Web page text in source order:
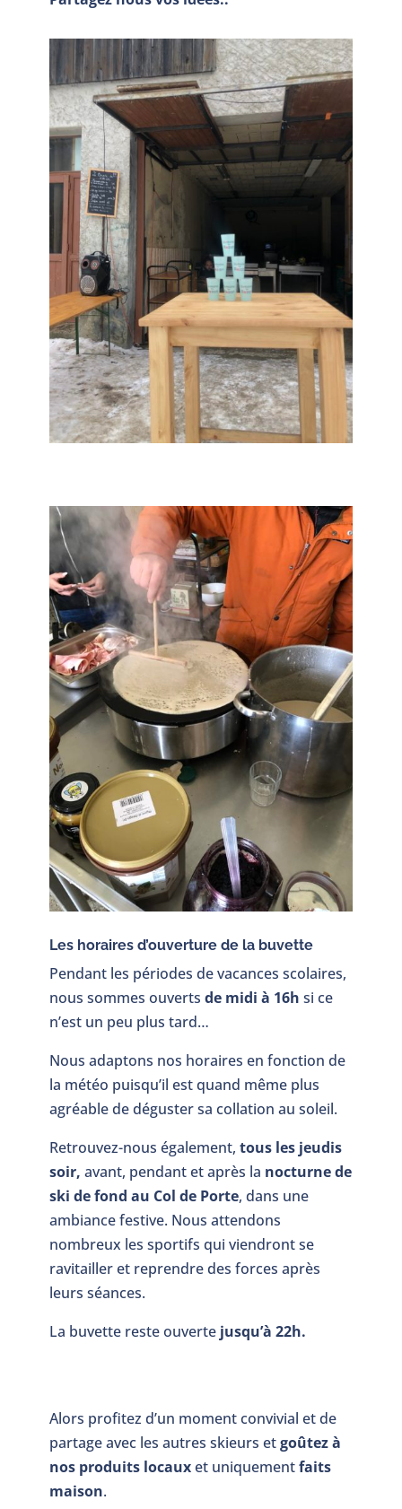
Les horaires d’ouverture de la buvette
Pendant les périodes de vacances scolaires,
nous sommes ouverts de midi à 16h si ce
n’est un peu plus tard…
Nous adaptons nos horaires en fonction de
la météo puisqu’il est quand même plus
agréable de déguster sa collation au soleil.
Retrouvez-nous également, tous les jeudis
soir, avant, pendant et après la nocturne de
ski de fond au Col de Porte, dans une
ambiance festive. Nous attendons
nombreux les sportifs qui viendront se
ravitailler et reprendre des forces après
leurs séances.
La buvette reste ouvertejusqu’à 22h.
Alors profitez d’un moment convivial et de
partage avec les autres skieurs etgoûtez à
nos produits locauxet uniquementfaits
maison.